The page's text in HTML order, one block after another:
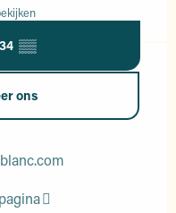
▒▒
ons